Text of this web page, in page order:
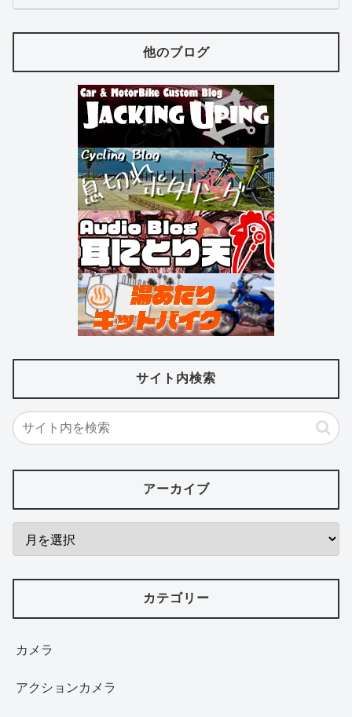
他のブログ
サイト内検索
アーカイブ
カテゴリー
カメラ
アクションカメラ